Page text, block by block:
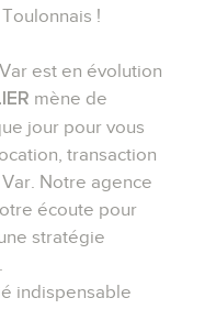
!
est en évolution
mène de
jour pour vous
transaction
Notre agence
écoute pour
stratégie
indispensable